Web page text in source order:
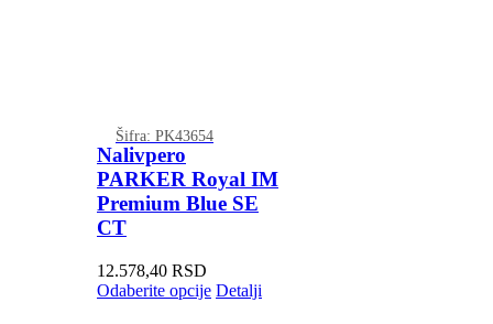
Šifra: PK43654
Nalivpero
PARKER Royal IM
Premium Blue SE
CT
12.578,40 RSD
Odaberite opcije Detalji